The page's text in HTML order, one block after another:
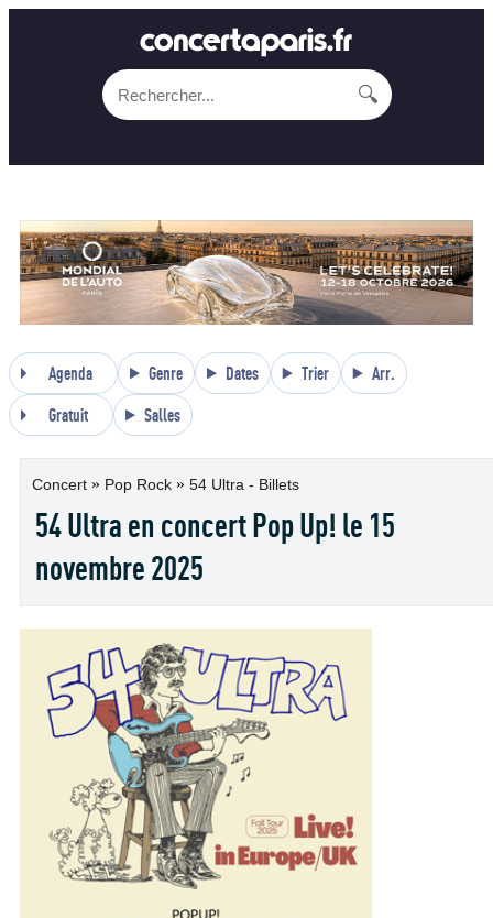
🔍
Agenda Genre Dates Trier Arr.
Gratuit Salles
Concert » Pop Rock » 54 Ultra - Billets
54 Ultra en concert Pop Up! le 15
novembre 2025